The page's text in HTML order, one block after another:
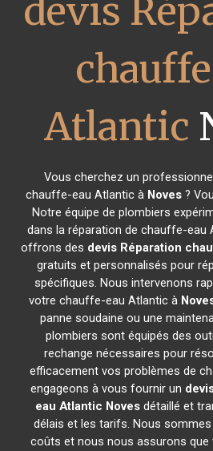
devis
Atlantic
Vous cherchez un
chauffe-eau Atlantic à Noves ?
Notre équipe de plombiers
dans la réparation de chauffe-eau
offrons des devis Réparation
gratuits et personnalisés pour
spécifiques. Nous intervenons
votre chauffe-eau Atlantic à
panne soudaine ou une
plombiers sont équipés des
rechange nécessaires pour
efficacement vos problèmes de
engageons à vous fournir un
eau Atlantic Noves détaillé et
délais et les tarifs. Nous
coûts et nous nous assurons